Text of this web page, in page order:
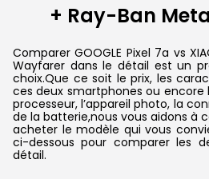
+ Ray-Ban
Comparer GOOGLE Pixel 7a vs
Wayfarer dans le détail est un
choix.Que ce soit le prix, les
ces deux smartphones ou encore
processeur, l’appareil photo, la
de la batterie,nous vous aidons à
acheter le modèle qui vous
ci-dessous pour comparer les
détail.